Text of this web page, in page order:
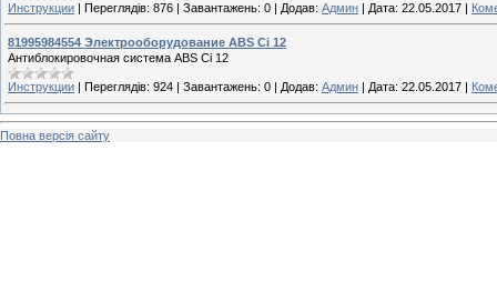
Инструкции Переглядів: 876 Завантажень: 0 Додав: Админ Дата: 22.05.2017
81995984554 Электрооборудование ABS Ci 12
Антиблокировочная система ABS Ci 12
Инструкции | Переглядів: 924 | Завантажень: 0 | Додав: Админ | Дата: 22.05.2017 |
Повна версія сайту